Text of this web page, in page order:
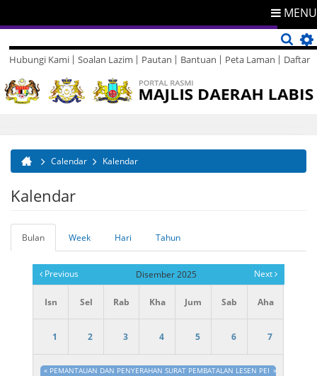
MENU
Hubungi Kami
Direktori
Maklum Balas
Soalan Lazim Pautan Bantuan Peta Laman Daftar
Anda di sini
Calendar Kalendar
Kalendar
Tab-tab utama
Bulan
aktif)
Week Hari Tahun
Previous Disember 2025 Next
Isn Sel Rab Kha Jum Sab Aha
1 2 3 4 5 6 7
« PEMANTAUAN DAN PENYERAHAN SURAT PEMBATALAN LESEN PERNIAGAAN
»